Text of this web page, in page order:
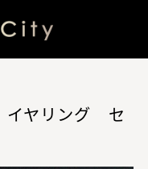
ヤリング セ